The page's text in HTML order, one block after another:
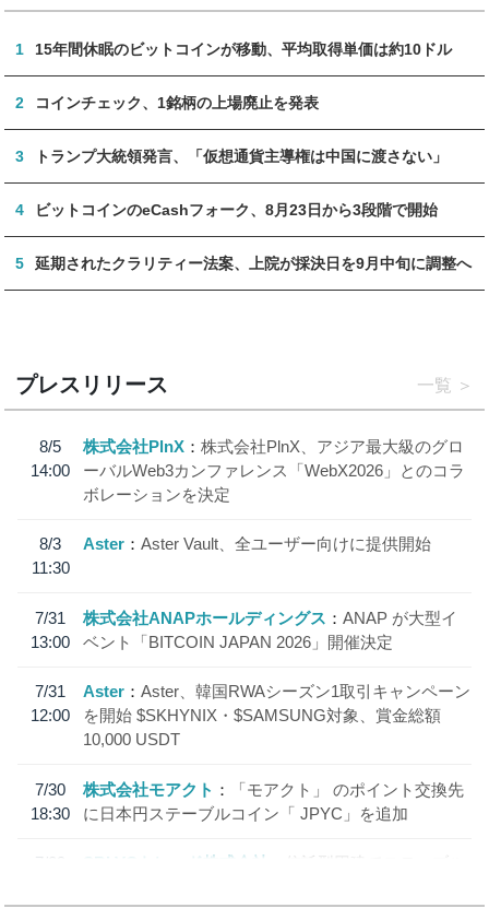
1 15年間休眠のビットコインが移動、平均取得単価は約10ドル
2 コインチェック、1銘柄の上場廃止を発表
3 トランプ大統領発言、「仮想通貨主導権は中国に渡さない」
4 ビットコインのeCashフォーク、8月23日から3段階で開始
5 延期されたクラリティー法案、上院が採決日を9月中旬に調整へ
プレスリリース 一覧
8/5
14:00
株式会社PlnX
株式会社PlnX、アジア最大級のグロ
ーバルWeb3カンファレンス「WebX2026」とのコラ
ボレーションを決定
8/3
11:30
Aster Aster Vault、全ユーザー向けに提供開始
7/31
13:00
株式会社ANAPホールディングス
ANAP が大型イ
ベント「BITCOIN JAPAN 2026」開催決定
7/31
12:00
Aster
Aster、韓国RWAシーズン1取引キャンペーン
を開始 $SKHYNIX・$SAMSUNG対象、賞金総額
10,000 USDT
7/30
18:30
株式会社モアクト
「モアクト」 のポイント交換先
に日本円ステーブルコイン「 JPYC」を追加
7/29
SBI VCトレード株式会社
信託型円建てステーブル